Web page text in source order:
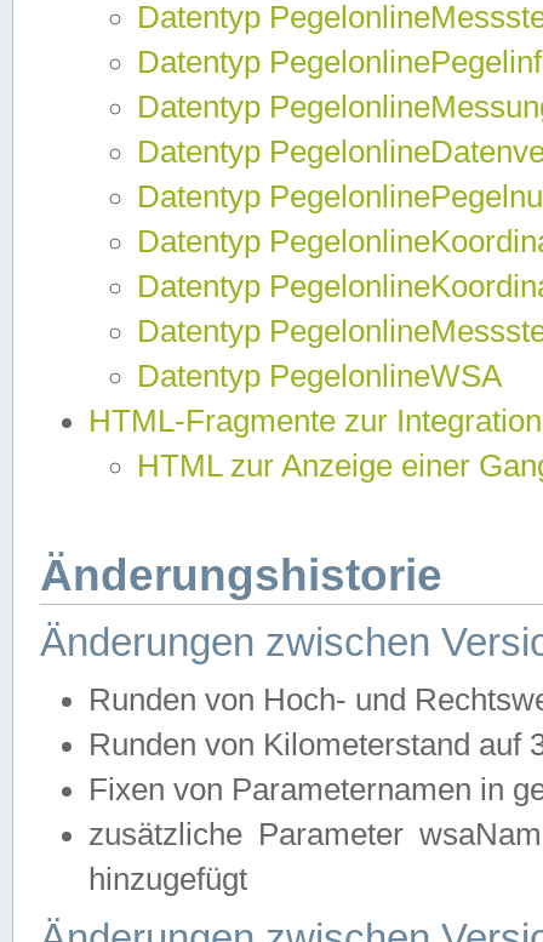
Datentyp
Datentyp
Datentyp
Datentyp
Datentyp
Datentyp
Datentyp
Datentyp
Datentyp PegelonlineWSA
HTML-Fragmente zur
HTML zur Anzeige einer
Änderungshistorie
Änderungen zwischen
Runden von Hoch- und
Runden von Kilometerstand auf
Fixen von Parameternamen in
zusätzliche Parameter
hinzugefügt